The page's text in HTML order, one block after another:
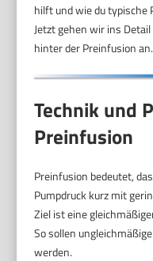
hilft und wie du typische
Jetzt gehen wir ins
hinter der Preinfusion an.
Technik und
Preinfusion
Preinfusion bedeutet,
Pumpdruck kurz mit
Ziel ist eine
So sollen
werden.